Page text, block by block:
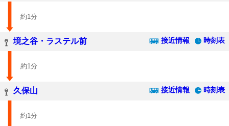
約1分
境之谷・ラステル前 接近情報 時刻表
約1分
久保山 接近情報 時刻表
約1分